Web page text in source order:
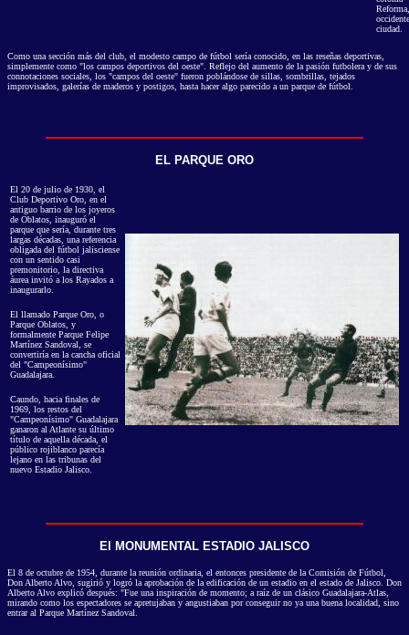
ciudad.
Como una sección más del club, el modesto campo de fútbol sería conocido, en las reseñas deportivas,
simplemente como "los campos deportivos del oeste". Reflejo del aumento de la pasión futbolera y de sus
connotaciones sociales, los "campos del oeste" fueron poblándose de sillas, sombrillas, tejados
improvisados, galerías de maderos y postigos, hasta hacer algo parecido a un parque de fútbol.
EL PARQUE ORO
El 20 de julio de 1930, el
Club Deportivo Oro, en el
antiguo barrio de los joyeros
de Oblatos, inauguró el
parque que sería, durante tres
largas décadas, una referencia
obligada del fútbol jalisciense
con un sentido casi
premonitorio, la directiva
áurea invitó a los Rayados a
inaugurarlo.
El llamado Parque Oro, o
Parque Oblatos, y
formalmente Parque Felipe
Martínez Sandoval, se
convertiría en la cancha oficial
del "Campeonísimo"
Guadalajara.
Caundo, hacia finales de
1969, los restos del
"Campeonísimo" Guadalajara
ganaron al Atlante su último
título de aquella década, el
público rojiblanco parecía
lejano en las tribunas del
nuevo Estadio Jalisco.
El MONUMENTAL ESTADIO JALISCO
El 8 de octubre de 1954, durante la reunión ordinaria, el entonces presidente de la Comisión de Fútbol,
Don Alberto Alvo, sugirió y logró la aprobación de la edificación de un estadio en el estado de Jalisco. Don
Alberto Alvo explicó después: "Fue una inspiración de momento; a raíz de un clásico Guadalajara-Atlas,
mirando como los espectadores se apretujaban y angustiaban por conseguir no ya una buena localidad, sino
entrar al Parque Martínez Sandoval.